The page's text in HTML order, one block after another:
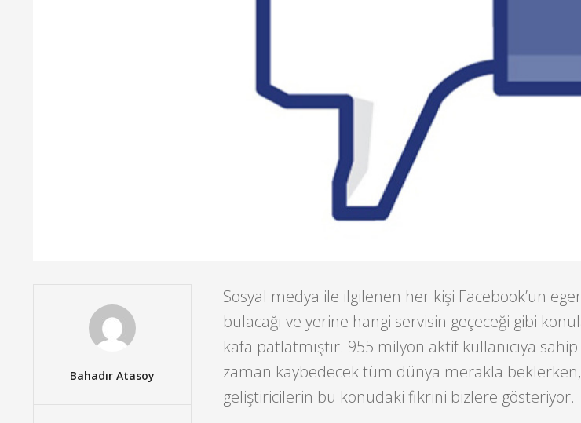
Bahadır Atasoy
Sosyal medya ile ilgilenen her kişi Facebook’un
bulacağı ve yerine hangi servisin geçeceği gibi
kafa patlatmıştır. 955 milyon aktif kullanıcıya
zaman kaybedecek tüm dünya merakla beklerken,
geliştiricilerin bu konudaki fikrini bizlere gösteriyor.